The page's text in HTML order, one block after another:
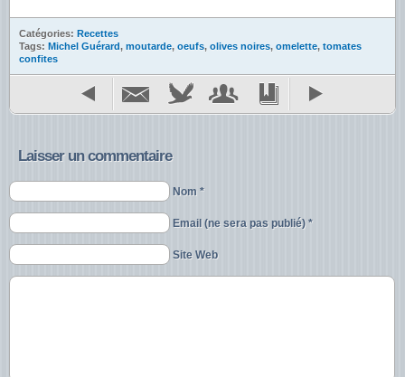
Catégories: Recettes
Tags: Michel Guérard, moutarde, oeufs, olives noires, omelette, tomates
confites
Laisser un commentaire
Nom *
Email (ne sera pas publié) *
Site Web